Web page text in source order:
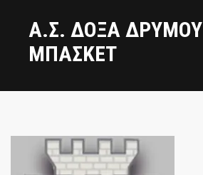
Α.Σ. ΔΟΞΑ ΔΡΥΜΟΥ
ΜΠΑΣΚΕΤ